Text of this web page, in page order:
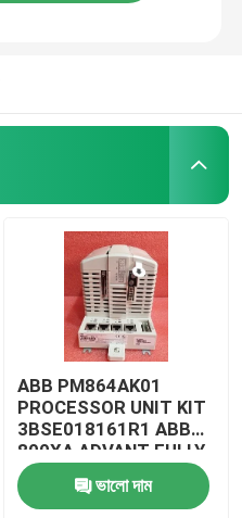
ABB PM864AK01
PROCESSOR UNIT KIT
3BSE018161R1 ABB
800XA ADVANT FULLY
AUTOMATION
ভালো দাম